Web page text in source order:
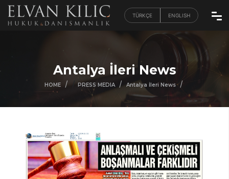
TÜRKÇE ENGLISH
Antalya İleri News
HOME / / PRESS MEDIA / Antalya İleri News /